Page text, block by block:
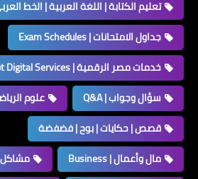
تعليم الكتابة | اللغة العربية | الخط
جداول الامتحانات | Exam Schedules
خدمات مصر الرقمية | Egypt Digital Services
سؤال وجواب | Q&A
علوم
قصص | حكايات | بوح | فضفضة
مال وأعمال | Business